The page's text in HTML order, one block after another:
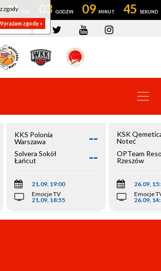
41 03 09 45
KKS Polonia
Warszawa
--
Solvera Sokół
Łańcut
--
21.09, 19:00
Emocje TV
21.09, 18:55
KSK
Noteć
Inowrocław
OPTeam
Rzeszów
26.09,
Emocje
26.09,
zgody
zgodę »